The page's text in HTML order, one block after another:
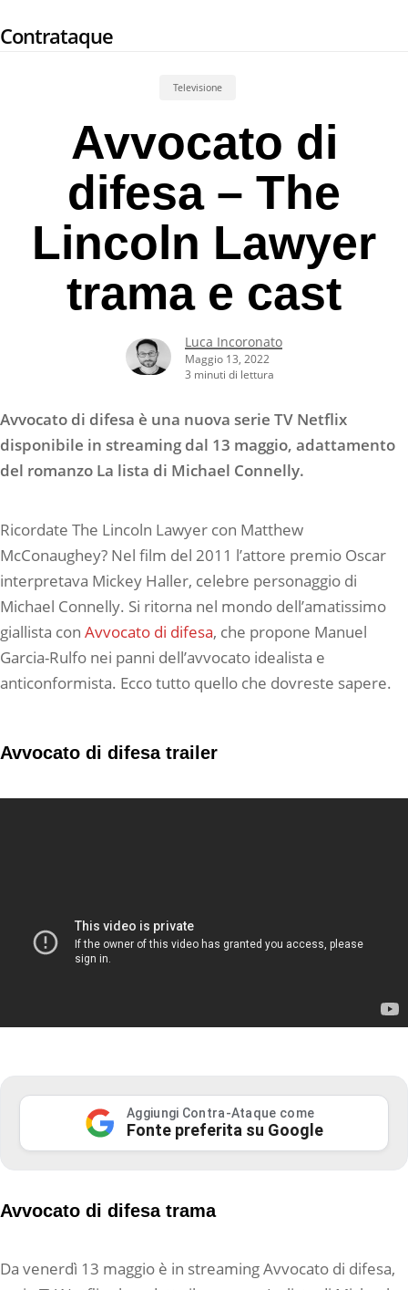
to
Contrataque
Televisione
Avvocato di
difesa – The
Lincoln Lawyer
trama e cast
Luca Incoronato
Maggio 13, 2022
3 minuti di lettura
Avvocato di difesa è una nuova serie TV Netflix
disponibile in streaming dal 13 maggio, adattamento
del romanzo La lista di Michael Connelly.
Ricordate The Lincoln Lawyer con Matthew
McConaughey? Nel film del 2011 l’attore premio Oscar
interpretava Mickey Haller, celebre personaggio di
Michael Connelly. Si ritorna nel mondo dell’amatissimo
giallista con Avvocato di difesa, che propone Manuel
Garcia-Rulfo nei panni dell’avvocato idealista e
anticonformista. Ecco tutto quello che dovreste sapere.
Avvocato di difesa trailer
Aggiungi Contra-Ataque come
Fonte preferita su Google
Avvocato di difesa trama
Da venerdì 13 maggio è in streaming Avvocato di difesa,